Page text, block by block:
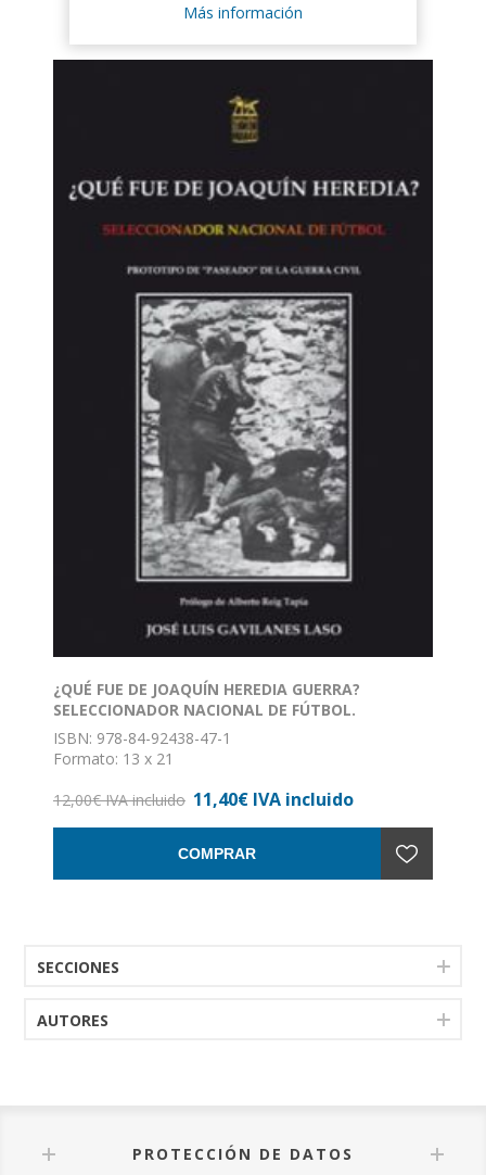
¿QUÉ FUE DE JOAQUÍN HEREDIA GUERRA?
SELECCIONADOR NACIONAL DE FÚTBOL.
PROTOTIPO DE UN “PASEADO” DE LA GUERRA
CIVIL
ISBN: 978-84-92438-47-1
Formato: 13 x 21
12,00€ IVA incluido 11,40€ IVA incluido
COMPRAR
SECCIONES
AUTORES
PROTECCIÓN DE DATOS
Más información